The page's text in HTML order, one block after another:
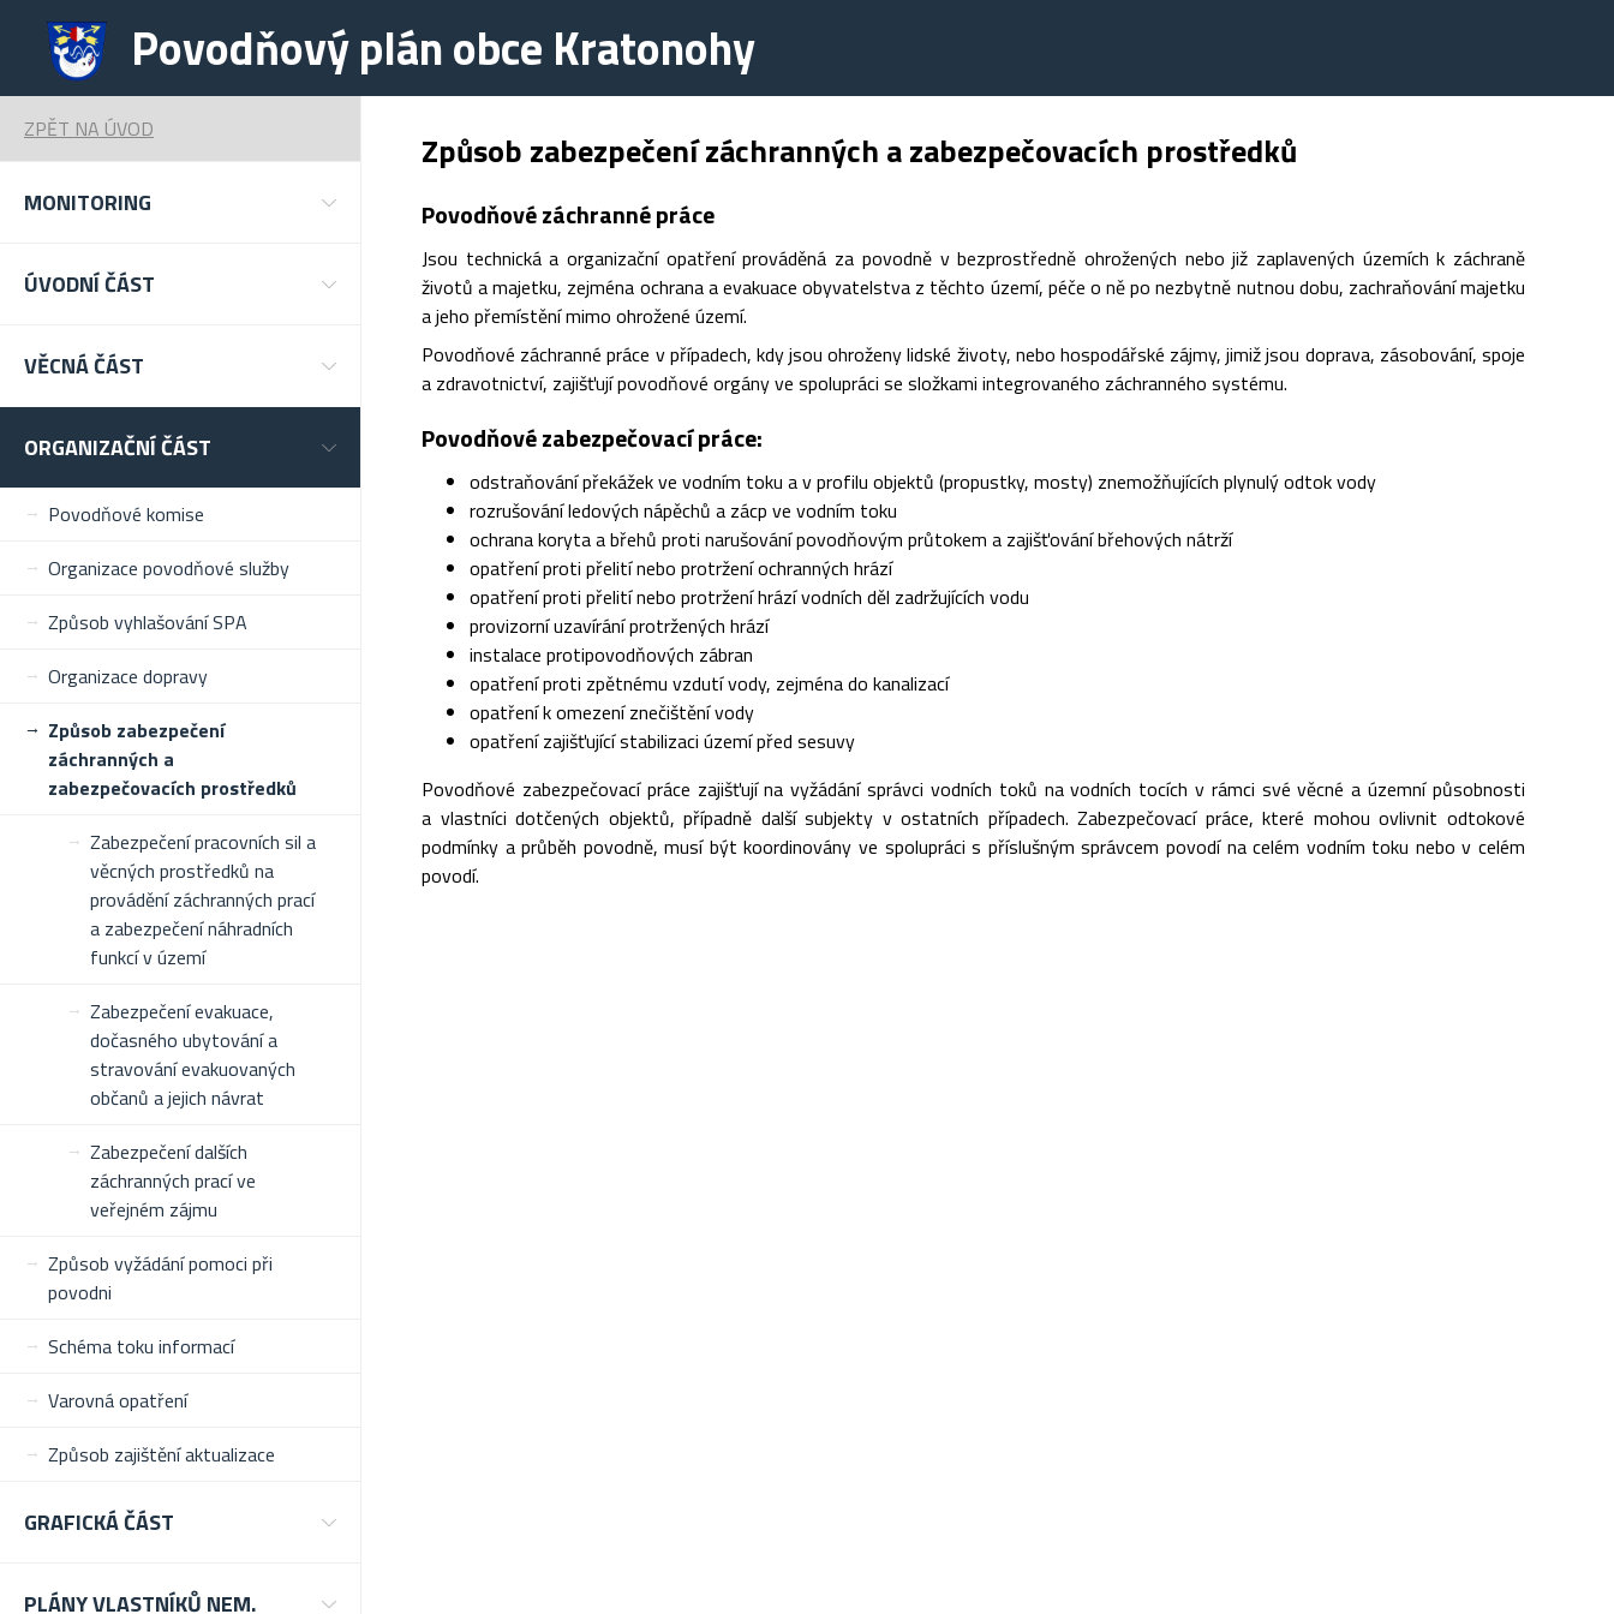
Povodňový plán obce Kratonohy
ZPĚT NA ÚVOD
MONITORING
ÚVODNÍ ČÁST
VĚCNÁ ČÁST
ORGANIZAČNÍ ČÁST
Povodňové komise
Organizace povodňové služby
Způsob vyhlašování SPA
Organizace dopravy
Způsob zabezpečení
záchranných a
zabezpečovacích prostředků
Zabezpečení pracovních sil a
věcných prostředků na
provádění záchranných prací
a zabezpečení náhradních
funkcí v území
Zabezpečení evakuace,
dočasného ubytování a
stravování evakuovaných
občanů a jejich návrat
Zabezpečení dalších
záchranných prací ve
veřejném zájmu
Způsob vyžádání pomoci při
povodni
Schéma toku informací
Varovná opatření
Způsob zajištění aktualizace
GRAFICKÁ ČÁST
PLÁNY VLASTNÍKŮ NEM.
Způsob zabezpečení záchranných a zabezpečovacích prostředků
Povodňové záchranné práce
Jsou technická a organizační opatření prováděná za povodně v bezprostředně ohrožených nebo již zaplavených územích k záchraně
životů a majetku, zejména ochrana a evakuace obyvatelstva z těchto území, péče o ně po nezbytně nutnou dobu, zachraňování majetku
a jeho přemístění mimo ohrožené území.
Povodňové záchranné práce v případech, kdy jsou ohroženy lidské životy, nebo hospodářské zájmy, jimiž jsou doprava, zásobování, spoje
a zdravotnictví, zajišťují povodňové orgány ve spolupráci se složkami integrovaného záchranného systému.
Povodňové zabezpečovací práce:
odstraňování překážek ve vodním toku a v profilu objektů (propustky, mosty) znemožňujících plynulý odtok vody
rozrušování ledových nápěchů a zácp ve vodním toku
ochrana koryta a břehů proti narušování povodňovým průtokem a zajišťování břehových nátrží
opatření proti přelití nebo protržení ochranných hrází
opatření proti přelití nebo protržení hrází vodních děl zadržujících vodu
provizorní uzavírání protržených hrází
instalace protipovodňových zábran
opatření proti zpětnému vzdutí vody, zejména do kanalizací
opatření k omezení znečištění vody
opatření zajišťující stabilizaci území před sesuvy
Povodňové zabezpečovací práce zajišťují na vyžádání správci vodních toků na vodních tocích v rámci své věcné a územní působnosti
a vlastníci dotčených objektů, případně další subjekty v ostatních případech. Zabezpečovací práce, které mohou ovlivnit odtokové
podmínky a průběh povodně, musí být koordinovány ve spolupráci s příslušným správcem povodí na celém vodním toku nebo v celém
povodí.